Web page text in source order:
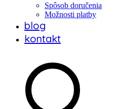
Spôsob doručenia
Možnosti platby
blog
kontakt